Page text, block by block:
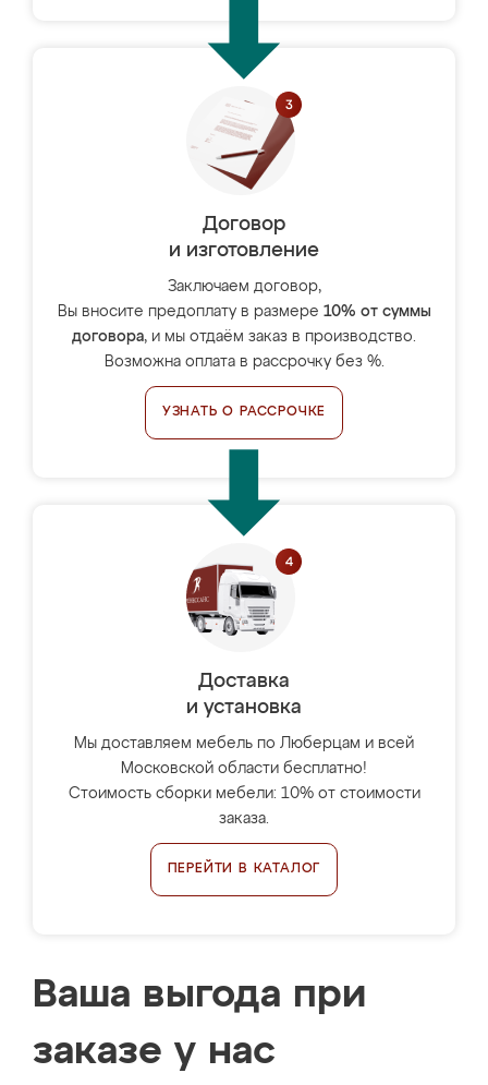
Договор
и изготовление
Заключаем договор,
Вы вносите предоплату в размере 10% от суммы
договора, и мы отдаём заказ в производство.
Возможна оплата в рассрочку без %.
УЗНАТЬ О РАССРОЧКЕ
Доставка
и установка
Мы доставляем мебель по Люберцам и всей
Московской области бесплатно!
Стоимость сборки мебели: 10% от стоимости
заказа.
ПЕРЕЙТИ В КАТАЛОГ
Ваша выгода при
заказе у нас